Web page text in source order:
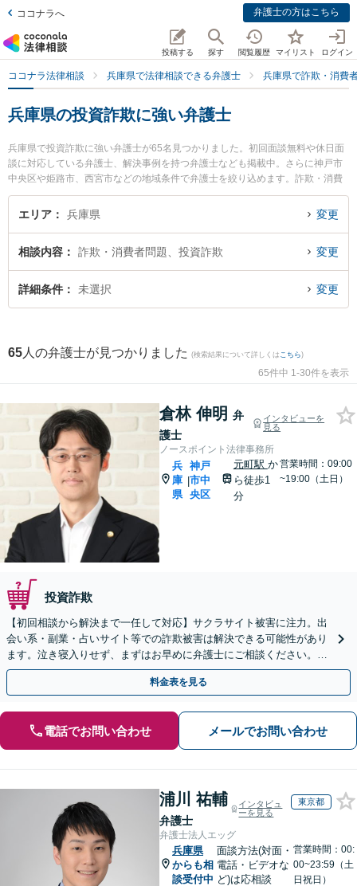
ココナラへ 弁護士の方はこちら
投稿する 探す 閲覧履歴 マイリスト ログイン
ココナラ法律相談 兵庫県で法律相談できる弁護士 兵庫県で詐欺・消費
兵庫県の投資詐欺に強い弁護士
兵庫県で投資詐欺に強い弁護士が65名見つかりました。初回面談無料や休日面
談に対応している弁護士、解決事例を持つ弁護士なども掲載中。さらに神戸市
中央区や姫路市、西宮市などの地域条件で弁護士を絞り込めます。詐欺・消費
者問題に関係する投資詐欺や副業詐欺、FX詐欺等の細かな分野での絞り込み検
索もでき便利です。特にノースポイント法律事務所の倉林 伸明弁護士や後藤敦
夜間に発生した投資詐欺のトラブルを今すぐに弁護士に相談したい』『投資詐
欺のトラブル解決の実績豊富な近くの弁護士を検索したい』『初回相談無料で
投資詐欺を法律相談できる兵庫県内の弁護士に相談予約したい』などでお困り
エリア 兵庫県 変更
相談内容 詐欺・消費者問題、投資詐欺 変更
詳細条件 未選択 変更
65 人の弁護士が見つかりました (検索結果について詳しくは こちら)
65件中 1-30件を表示
倉林 伸明 弁
護士
インタビューを
見る
ノースポイント法律事務所
兵
庫
県
|
神戸
市中
央区
元町駅 か
ら徒歩1
分
営業時間：09:00
~19:00（土日）
投資詐欺
【初回相談から解決まで一任して対応】サクラサイト被害に注力。出
会い系・副業・占いサイト等での詐欺被害は解決できる可能性があり
ます。泣き寝入りせず、まずはお早めに弁護士にご相談ください。
【元町駅1分・土日夜間の相談歓迎】
料金表を見る
電話でお問い合わせ メールでお問い合わせ
浦川 祐輔
弁護士
インタビュ
ーを見る
東京都
弁護士法人エッグ
兵庫県
からも相
談受付中
面談方法(対面・
電話・ビデオな
ど)は応相談
営業時間：00:
00~23:59（土
日祝日）